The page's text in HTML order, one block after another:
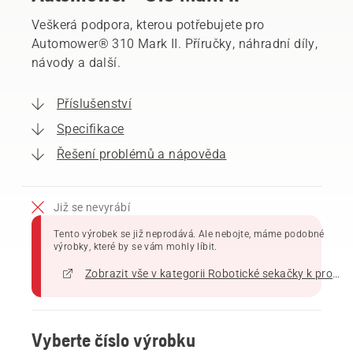
Veškerá podpora, kterou potřebujete pro
Automower® 310 Mark II. Příručky, náhradní díly,
návody a další.
Příslušenství
Specifikace
Řešení problémů a nápověda
Již se nevyrábí
Tento výrobek se již neprodává. Ale nebojte, máme podobné
výrobky, které by se vám mohly líbit.
Zobrazit vše v kategorii Robotické sekačky k prodeji
Vyberte číslo výrobku